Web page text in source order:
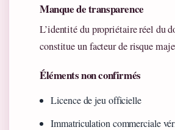
Manque de transparence
L’identité du propriétaire réel du
constitue un facteur de risque
Éléments non confirmés
Licence de jeu officielle
Immatriculation commerciale